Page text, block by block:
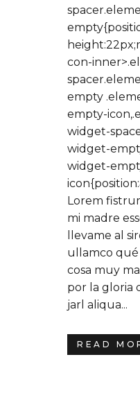
con-
empty
empty-
widget-
widget-
widget-
Lorem
mi madre
llevame al
ullamco qué
cosa muy
por la gloria
jarl aliqua...
READ